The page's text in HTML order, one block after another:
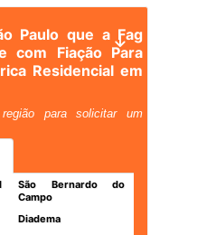
Paulo que a Fag
com Fiação Para
Residencial em
para solicitar um
São Bernardo do
Campo
Diadema